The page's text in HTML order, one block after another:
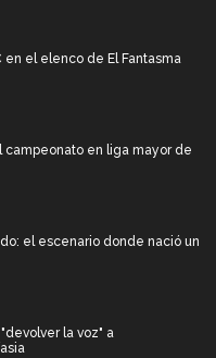
en el elenco de El Fantasma
campeonato en liga mayor de
el escenario donde nació un
la voz" a